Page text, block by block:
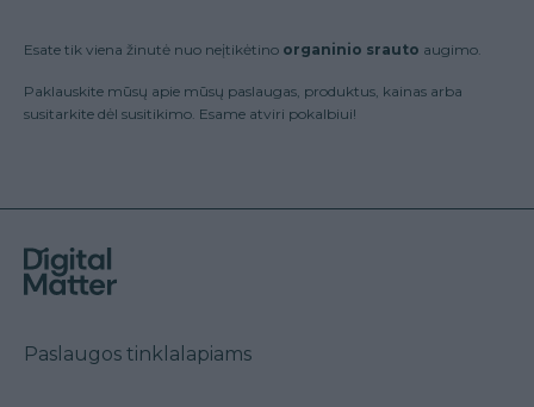
Esate tik viena žinutė nuo neįtikėtino organinio srauto augimo.
Paklauskite mūsų apie mūsų paslaugas, produktus, kainas arba
susitarkite dėl susitikimo. Esame atviri pokalbiui!
Paslaugos tinklalapiams